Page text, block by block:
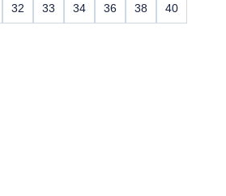
32 33 34 36 38 40
Voer de gewenste